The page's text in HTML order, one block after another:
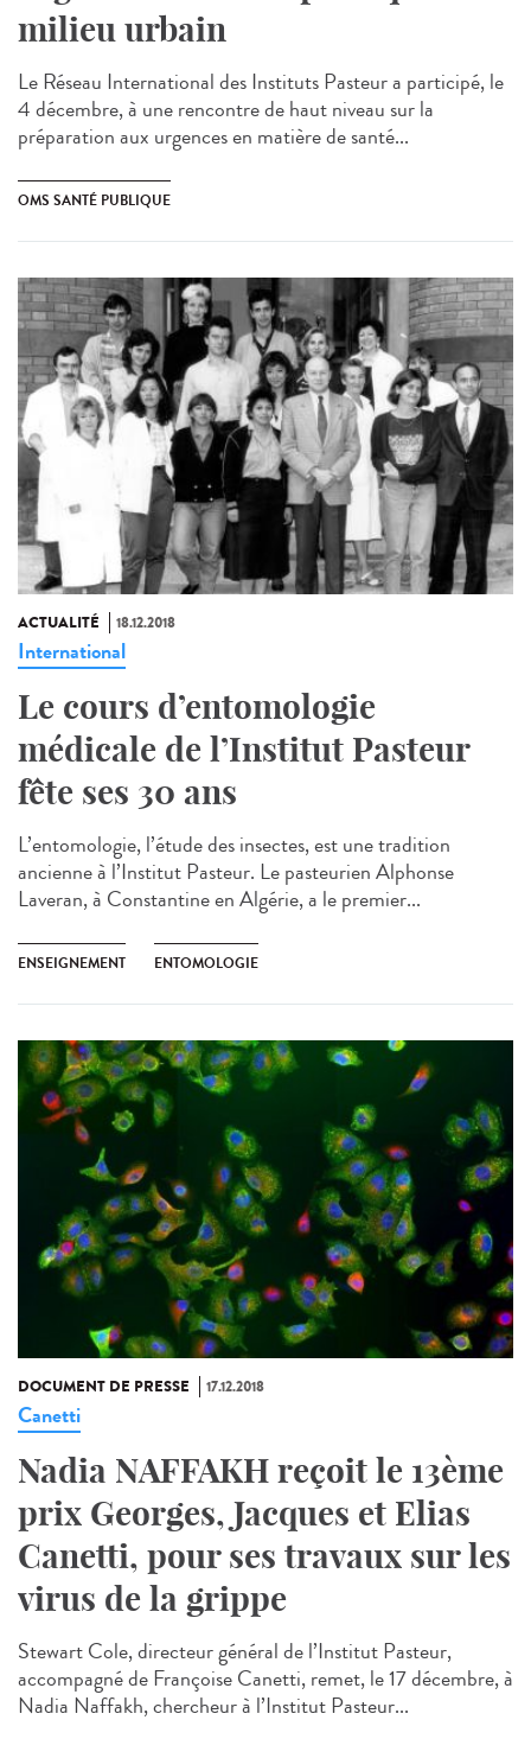
milieu urbain
Le Réseau International des Instituts Pasteur a participé, le
4 décembre, à une rencontre de haut niveau sur la
préparation aux urgences en matière de santé...
OMS SANTÉ PUBLIQUE
ACTUALITÉ 18.12.2018
International
Le cours d’entomologie
médicale de l’Institut Pasteur
fête ses 30 ans
L’entomologie, l’étude des insectes, est une tradition
ancienne à l’Institut Pasteur. Le pasteurien Alphonse
Laveran, à Constantine en Algérie, a le premier...
ENSEIGNEMENT ENTOMOLOGIE
DOCUMENT DE PRESSE 17.12.2018
Canetti
Nadia NAFFAKH reçoit le 13ème
prix Georges, Jacques et Elias
Canetti, pour ses travaux sur les
virus de la grippe
Stewart Cole, directeur général de l’Institut Pasteur,
accompagné de Françoise Canetti, remet, le 17 décembre, à
Nadia Naffakh, chercheur à l’Institut Pasteur...